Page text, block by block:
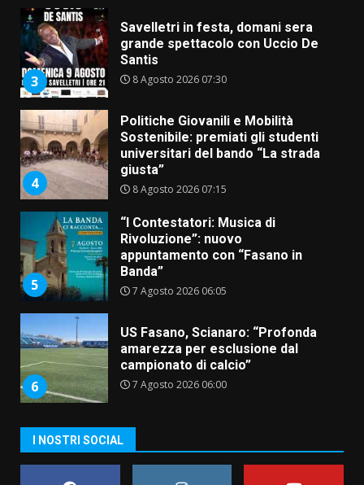
4
Politiche Giovanili e Mobilità
Sostenibile: premiati gli studenti
universitari del bando “La strada
giusta”
8 Agosto 2026 07:15
5
“I Contestatori: Musica di
Rivoluzione”: nuovo
appuntamento con “Fasano in
Banda”
7 Agosto 2026 06:05
6
US Fasano, Scianaro: “Profonda
amarezza per esclusione dal
campionato di calcio”
7
Fasanese ferito a colpi di arma
da fuoco
6 Agosto 2026 18:13
conferma di voler ricorrere per
ottenere l’iscrizione
I NOSTRI SOCIAL